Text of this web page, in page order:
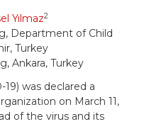
Yılmaz2
Department of Child
Turkey
Ankara, Turkey
19) was declared a
on March 11,
of the virus and its